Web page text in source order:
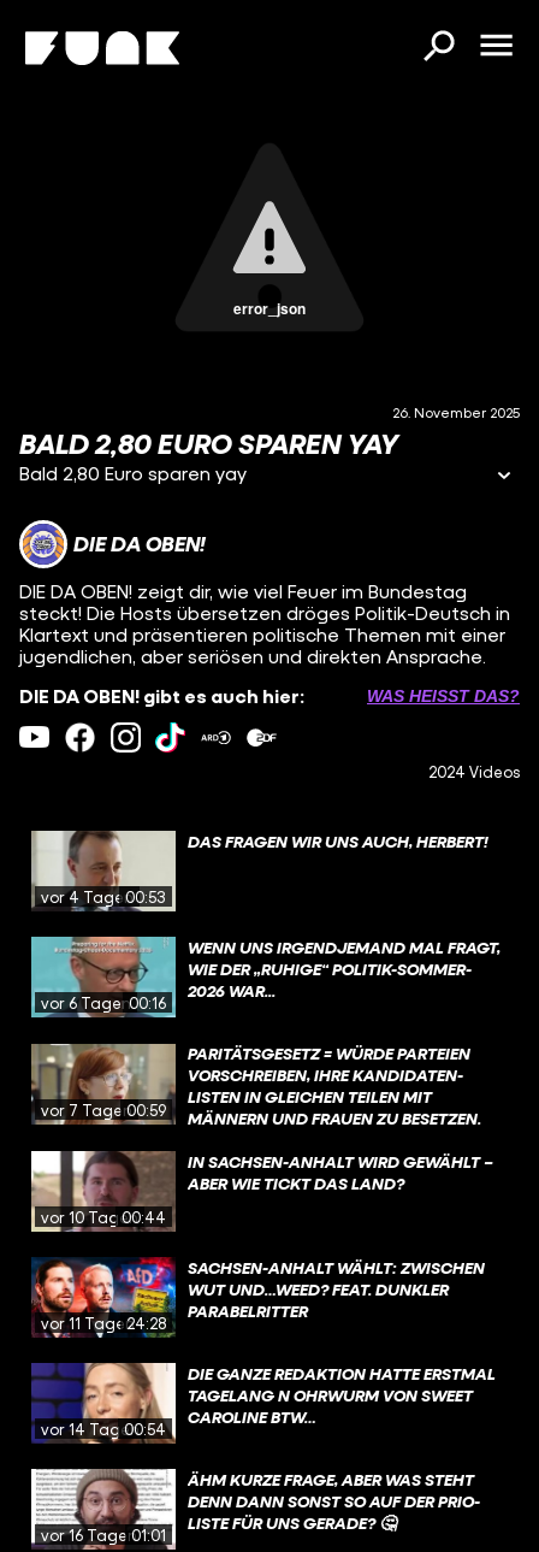
error_json
26. November 2025
BALD 2,80 EURO SPAREN YAY
Bald 2,80 Euro sparen yay
DIE DA OBEN!
DIE DA OBEN! zeigt dir, wie viel Feuer im Bundestag
steckt! Die Hosts übersetzen dröges Politik-Deutsch in
Klartext und präsentieren politische Themen mit einer
jugendlichen, aber seriösen und direkten Ansprache.
DIE DA OBEN! gibt es auch hier:
WAS HEISST DAS?
2024 Videos
vor 4 Tagen00:53
DAS FRAGEN WIR UNS AUCH, HERBERT!
vor 6 Tagen00:16
WENN UNS IRGENDJEMAND MAL FRAGT,
WIE DER „RUHIGE“ POLITIK-SOMMER-
2026 WAR...
vor 7 Tagen00:59
PARITÄTSGESETZ = WÜRDE PARTEIEN
VORSCHREIBEN, IHRE KANDIDATEN-
LISTEN IN GLEICHEN TEILEN MIT
MÄNNERN UND FRAUEN ZU BESETZEN.
SIE NACH ANSICHT EINIGER
STAATSRECHTLER DIE PARTEIEN IN IHREM
vor 10 Tagen00:44
IN SACHSEN-ANHALT WIRD GEWÄHLT –
ABER WIE TICKT DAS LAND?
vor 11 Tagen24:28
SACHSEN-ANHALT WÄHLT: ZWISCHEN
WUT UND…WEED? FEAT. DUNKLER
PARABELRITTER
vor 14 Tagen00:54
DIE GANZE REDAKTION HATTE ERSTMAL
TAGELANG N OHRWURM VON SWEET
CAROLINE BTW…
vor 16 Tagen01:01
ÄHM KURZE FRAGE, ABER WAS STEHT
DENN DANN SONST SO AUF DER PRIO-
LISTE FÜR UNS GERADE? 🤔